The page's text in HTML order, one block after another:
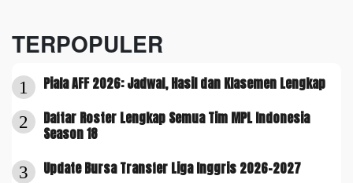
TERPOPULER
1 Piala AFF 2026: Jadwal, Hasil dan Klasemen Lengkap
2
Daftar Roster Lengkap Semua Tim MPL Indonesia
Season 18
3 Update Bursa Transfer Liga Inggris 2026-2027